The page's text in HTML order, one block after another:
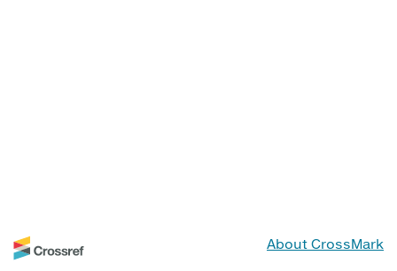
About CrossMark